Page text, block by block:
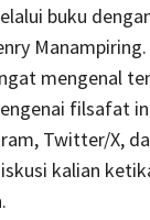
buku
mengenal
filsafat
Twitter/X,
kalian